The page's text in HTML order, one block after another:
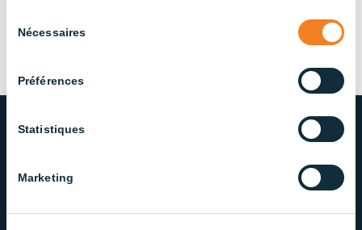
duNécessaires
Préférences
Statistiques
Marketing
Tubes LED étanches
LA QUALITÉ ET LE SERVICE